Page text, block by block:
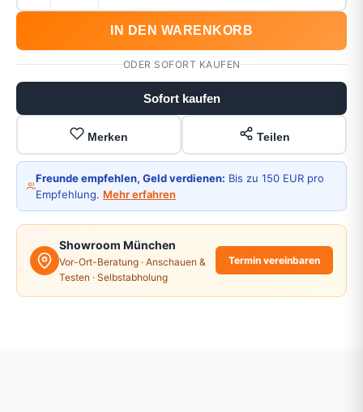
IN DEN WARENKORB
ODER SOFORT KAUFEN
Sofort kaufen
Merken Teilen
Freunde empfehlen, Geld verdienen: Bis zu 150 EUR pro
Empfehlung. Mehr erfahren
Showroom München
Vor-Ort-Beratung · Anschauen &
Testen · Selbstabholung
Termin vereinbaren